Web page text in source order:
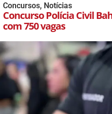
Concursos, Notícias
Concurso Polícia Civil
com 750 vagas